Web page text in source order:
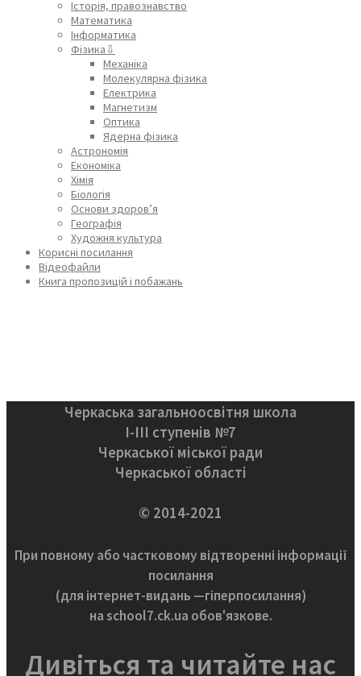
Історія, правознавство
Математика
Інформатика
Фізика⇩
Механіка
Молекулярна фізика
Електрика
Магнетизм
Оптика
Ядерна фізика
Астрономія
Економіка
Хімія
Біологія
Основи здоров’я
Географія
Художня культура
Корисні посилання
Відеофайли
Книга пропозицій і побажань
Черкаська загальноосвітня школа
І-ІІІ ступенів №7
Черкаської міської ради
Черкаської області
© 2014-2021
При повному або частковому відтворенні інформації
посилання
(для інтернет-видань —гіперпосилання)
на school7.ck.ua обов'язкове.
Дивіться та читайте нас